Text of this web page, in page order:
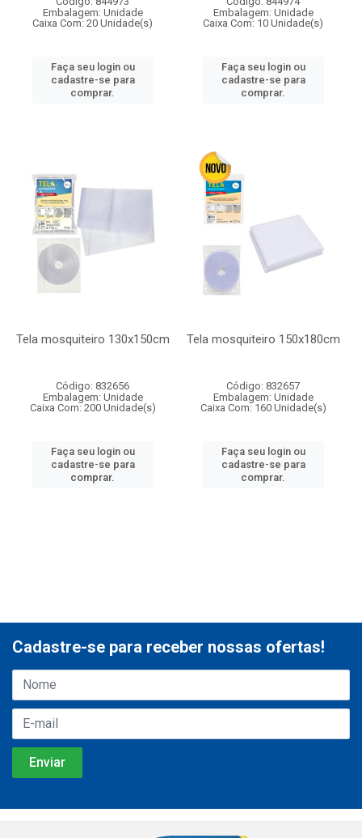
Embalagem: Unidade
Caixa Com: 20 Unidade(s)
Faça seu login ou
cadastre-se para
comprar.
Embalagem: Unidade
Caixa Com: 10 Unidade(s)
Faça seu login ou
cadastre-se para
comprar.
Tela mosquiteiro 130x150cm
Código: 832656
Embalagem: Unidade
Caixa Com: 200 Unidade(s)
Faça seu login ou
cadastre-se para
comprar.
Tela mosquiteiro 150x180cm
Código: 832657
Embalagem: Unidade
Caixa Com: 160 Unidade(s)
Faça seu login ou
cadastre-se para
comprar.
Cadastre-se para receber nossas ofertas!